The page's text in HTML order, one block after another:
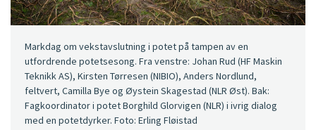
Markdag om vekstavslutning i potet på tampen av en
utfordrende potetsesong. Fra venstre: Johan Rud (HF Maskin
Teknikk AS), Kirsten Tørresen (NIBIO), Anders Nordlund,
feltvert, Camilla Bye og Øystein Skagestad (NLR Øst). Bak:
Fagkoordinator i potet Borghild Glorvigen (NLR) i ivrig dialog
med en potetdyrker. Foto: Erling Fløistad